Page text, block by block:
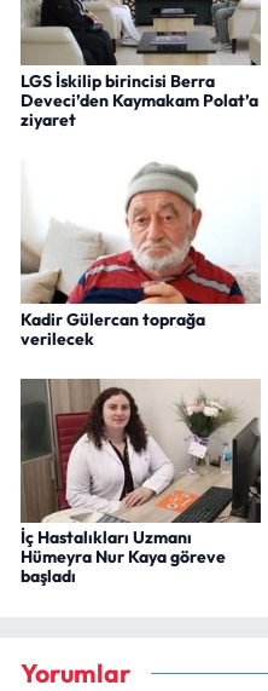
LGS İskilip birincisi Berra
Deveci’den Kaymakam Polat’a
ziyaret
Kadir Gülercan toprağa
verilecek
İç Hastalıkları Uzmanı
Hümeyra Nur Kaya göreve
başladı
Yorumlar